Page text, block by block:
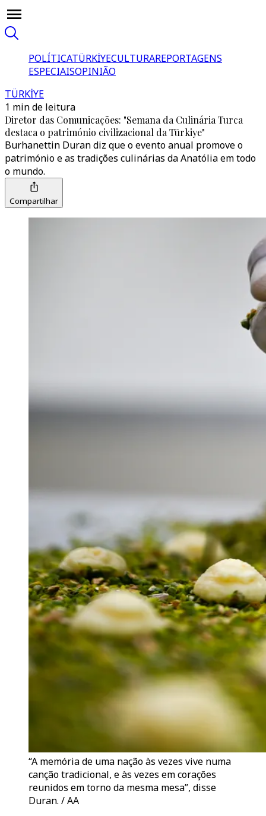
POLÍTICATÜRKİYECULTURAREPORTAGENS
ESPECIAISOPINIÃO
TÜRKİYE
1 min de leitura
Diretor das Comunicações: "Semana da Culinária Turca
destaca o património civilizacional da Türkiye"
Burhanettin Duran diz que o evento anual promove o
património e as tradições culinárias da Anatólia em todo
o mundo.
Compartilhar
“A memória de uma nação às vezes vive numa
canção tradicional, e às vezes em corações
reunidos em torno da mesma mesa”, disse
Duran. / AA